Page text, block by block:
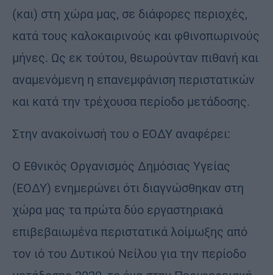
(και) στη χώρα μας, σε διάφορες περιοχές,
κατά τους καλοκαιρινούς και φθινοπωρινούς
μήνες. Ως εκ τούτου, θεωρούνταν πιθανή και
αναμενόμενη η επανεμφάνιση περιστατικών
και κατά την τρέχουσα περίοδο μετάδοσης.
Στην ανακοίνωσή του ο ΕΟΔΥ αναφέρει:
Ο Εθνικός Οργανισμός Δημόσιας Υγείας
(ΕΟΔΥ) ενημερώνει ότι διαγνώσθηκαν στη
χώρα μας τα πρώτα δύο εργαστηριακά
επιβεβαιωμένα περιστατικά λοίμωξης από
τον ιό του Δυτικού Νείλου για την περίοδο